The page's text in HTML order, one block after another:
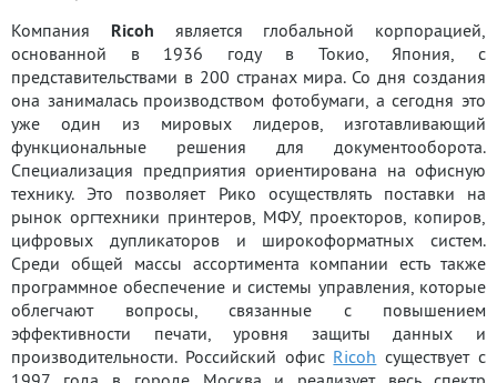
Компания Ricoh является глобальной корпорацией,
основанной в 1936 году в Токио, Япония, с
представительствами в 200 странах мира. Со дня создания
она занималась производством фотобумаги, а сегодня это
уже один из мировых лидеров, изготавливающий
функциональные решения для документооборота.
Специализация предприятия ориентирована на офисную
технику. Это позволяет Рико осуществлять поставки на
рынок оргтехники принтеров, МФУ, проекторов, копиров,
цифровых дупликаторов и широкоформатных систем.
Среди общей массы ассортимента компании есть также
программное обеспечение и системы управления, которые
облегчают вопросы, связанные с повышением
эффективности печати, уровня защиты данных и
производительности. Российский офис Ricoh существует с